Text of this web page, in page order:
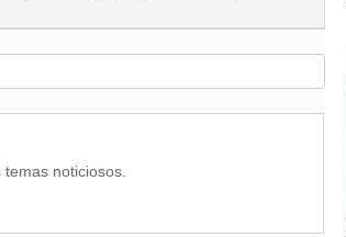
noticiosos.